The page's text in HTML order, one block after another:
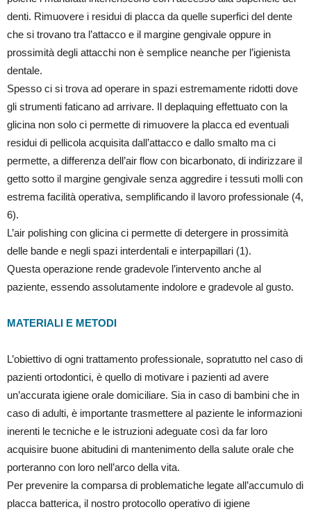
denti. Rimuovere i residui di placca da quelle superfici del dente
che si trovano tra l’attacco e il margine gengivale oppure in
prossimità degli attacchi non è semplice neanche per l’igienista
dentale.
Spesso ci si trova ad operare in spazi estremamente ridotti dove
gli strumenti faticano ad arrivare. Il deplaquing effettuato con la
glicina non solo ci permette di rimuovere la placca ed eventuali
residui di pellicola acquisita dall’attacco e dallo smalto ma ci
permette, a differenza dell’air flow con bicarbonato, di indirizzare il
getto sotto il margine gengivale senza aggredire i tessuti molli con
estrema facilità operativa, semplificando il lavoro professionale (4,
6).
L’air polishing con glicina ci permette di detergere in prossimità
delle bande e negli spazi interdentali e interpapillari (1).
Questa operazione rende gradevole l’intervento anche al
paziente, essendo assolutamente indolore e gradevole al gusto.
MATERIALI E METODI
L’obiettivo di ogni trattamento professionale, sopratutto nel caso di
pazienti ortodontici, è quello di motivare i pazienti ad avere
un’accurata igiene orale domiciliare. Sia in caso di bambini che in
caso di adulti, è importante trasmettere al paziente le informazioni
inerenti le tecniche e le istruzioni adeguate così da far loro
acquisire buone abitudini di mantenimento della salute orale che
porteranno con loro nell’arco della vita.
Per prevenire la comparsa di problematiche legate all’accumulo di
placca batterica, il nostro protocollo operativo di igiene